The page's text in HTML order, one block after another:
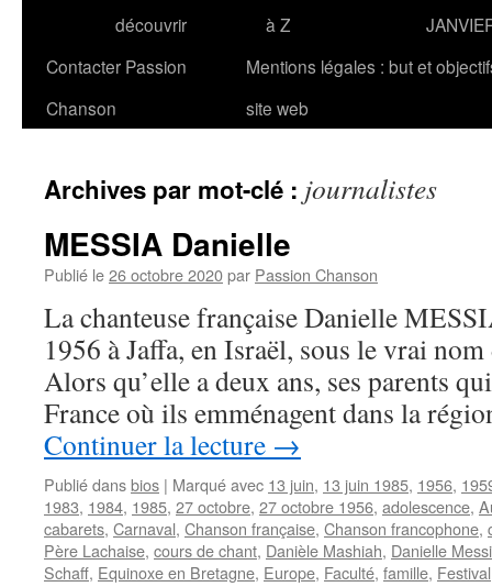
découvrir
à Z
Contacter Passion
Chanson
Mentions légales : but et
site web
Archives par mot-clé : journalistes
MESSIA Danielle
Publié le26 octobre 2020par Passion Chanson
La chanteuse française Danielle
1956 à Jaffa, en Israël, sous le vrai
Alors qu’elle a deux ans, ses parents
France où ils emménagent dans la
Continuer la lecture →
Publié dansbios | Marqué avec 13 juin, 13 juin 1985, 1956,
1983, 1984, 1985, 27 octobre, 27 octobre 1956, adolescence,
cabarets, Carnaval, Chanson française, Chanson francophone,
Père Lachaise, cours de chant, Danièle Mashiah, Danielle
Schaff, Equinoxe en Bretagne, Europe, Faculté, famille, Festival